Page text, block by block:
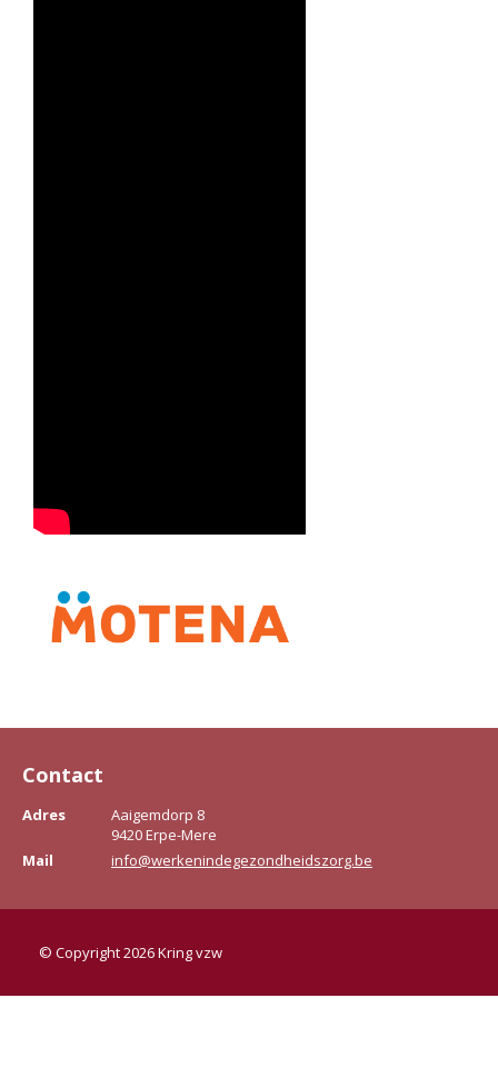
Contact
Adres
Aaigemdorp 8
9420 Erpe-Mere
Mail
info@werkenindegezondheidszorg.be
© Copyright 2026 Kring vzw